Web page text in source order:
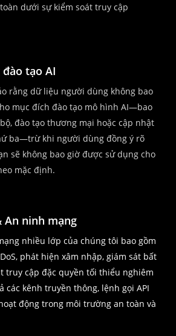
dưới sự kiểm soát truy cập
tạo AI
rằng dữ liệu người dùng không bao
mục đích đào tạo mô hình AI—bao
đào tạo thương mại hoặc cập nhật
ba—trừ khi người dùng đồng ý rõ
sẽ không bao giờ được sử dụng cho
mặc định.
An ninh mạng
nhiều lớp của chúng tôi bao gồm
phát hiện xâm nhập, giám sát bất
truy cập đặc quyền tối thiểu nghiêm
các kênh truyền thông, lệnh gọi API
động trong môi trường an toàn và